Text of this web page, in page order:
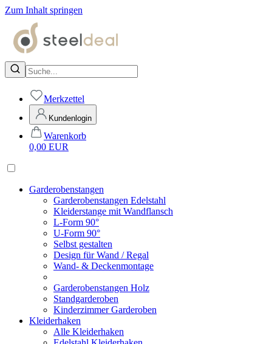
Zum Inhalt springen
Merkzettel
Kundenlogin
Warenkorb
0,00 EUR
Garderobenstangen
Garderobenstangen Edelstahl
Kleiderstange mit Wandflansch
L-Form 90°
U-Form 90°
Selbst gestalten
Design für Wand / Regal
Wand- & Deckenmontage
Garderobenstangen Holz
Standgarderoben
Kinderzimmer Garderoben
Kleiderhaken
Alle Kleiderhaken